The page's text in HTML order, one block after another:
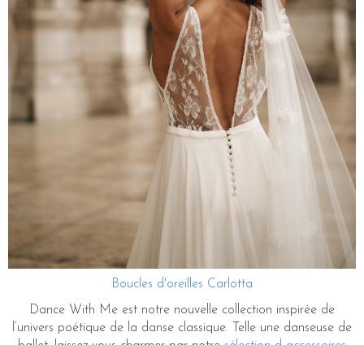
Boucles d'oreilles Carlotta
Dance With Me est notre nouvelle collection inspirée de
l’univers poétique de la danse classique. Telle une danseuse de